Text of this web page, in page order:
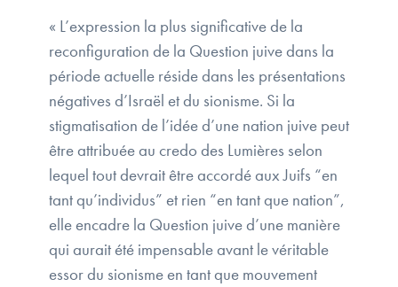
« L’expression la plus significative de la
reconfiguration de la Question juive dans la
période actuelle réside dans les présentations
négatives d’Israël et du sionisme. Si la
stigmatisation de l’idée d’une nation juive peut
être attribuée au credo des Lumières selon
lequel tout devrait être accordé aux Juifs “en
tant qu’individus” et rien “en tant que nation”,
elle encadre la Question juive d’une manière
qui aurait été impensable avant le véritable
essor du sionisme en tant que mouvement